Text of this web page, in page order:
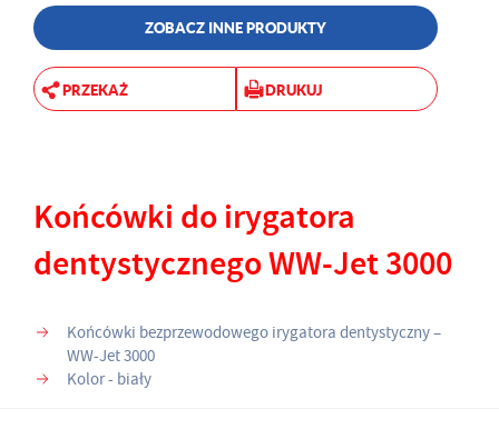
ZOBACZ INNE PRODUKTY
PRZEKAŻ DRUKUJ
Końcówki do irygatora
dentystycznego WW-Jet 3000
Końcówki bezprzewodowego irygatora dentystyczny –
WW-Jet 3000
Kolor - biały